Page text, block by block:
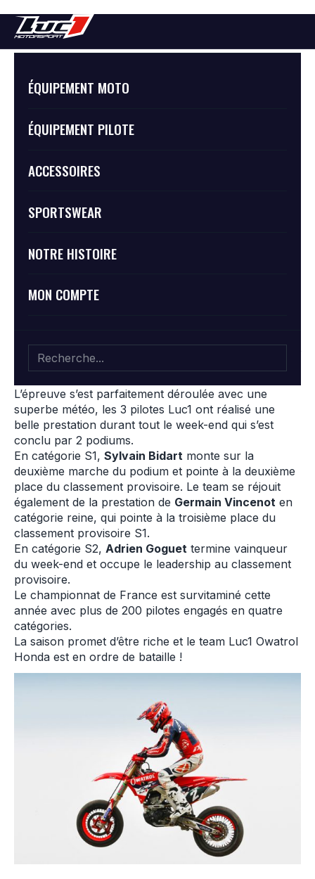
ÉQUIPEMENT MOTO
ÉQUIPEMENT PILOTE
ACCESSOIRES
SPORTSWEAR
NOTRE HISTOIRE
MON COMPTE
Ouverture du championnat de
France 2018
Le teamLuc1 Owatrol Hondas’est retrouvé au circuit
de Bresse pour l’ouverture du Championnat de
L’épreuve s’est parfaitement déroulée avec une
superbe météo, les 3 pilotes Luc1 ont réalisé une
belle prestation durant tout le week-end qui s’est
conclu par 2 podiums.
En catégorie S1, Sylvain Bidart monte sur la
deuxième marche du podium et pointe à la deuxième
place du classement provisoire. Le team se réjouit
également de la prestation de Germain Vincenot en
catégorie reine, qui pointe à la troisième place du
classement provisoire S1.
En catégorie S2, Adrien Goguet termine vainqueur
du week-end et occupe le leadership au classement
provisoire.
Le championnat de France est survitaminé cette
année avec plus de 200 pilotes engagés en quatre
catégories.
La saison promet d’être riche et le team Luc1 Owatrol
Honda est en ordre de bataille !